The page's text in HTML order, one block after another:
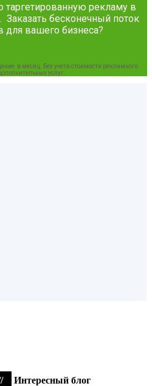
рекламу в
бесконечный поток
для вашего бизнеса?
в месяц. Без учета стоимости рекламного
услуг.
Интересный блог